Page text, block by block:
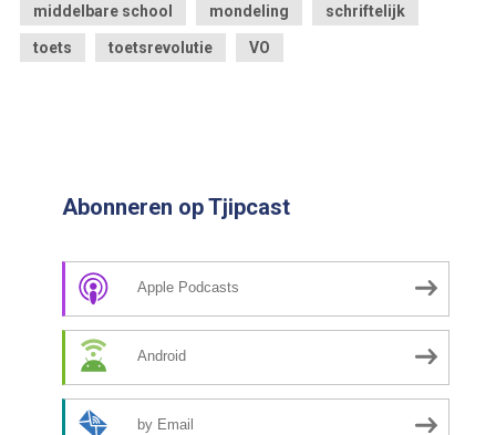
middelbare school mondeling schriftelijk
toets toetsrevolutie VO
Abonneren op Tjipcast
Apple Podcasts
Android
by Email